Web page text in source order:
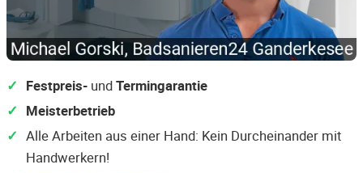
Festpreis- undTermingarantie
Meisterbetrieb
Alle Arbeiten aus einer Hand: Kein Durcheinander mit
Handwerkern!